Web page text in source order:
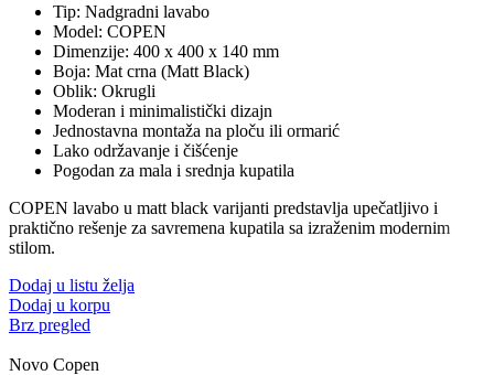
Tip: Nadgradni lavabo
Model: COPEN
Dimenzije: 400 x 400 x 140 mm
Boja: Mat crna (Matt Black)
Oblik: Okrugli
Moderan i minimalistički dizajn
Jednostavna montaža na ploču ili ormarić
Lako održavanje i čišćenje
Pogodan za mala i srednja kupatila
COPEN lavabo u matt black varijanti predstavlja upečatljivo i
praktično rešenje za savremena kupatila sa izraženim modernim
stilom.
Dodaj u listu želja
Dodaj u korpu
Brz pregled
Novo Copen